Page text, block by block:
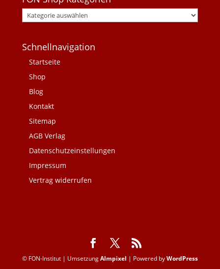
Schnellnavigation
Startseite
Shop
Blog
Kontakt
Sitemap
AGB Verlag
Datenschutzeinstellungen
Impressum
Vertrag widerrufen
© FON-Institut | UmsetzungAlmpixel | Powered byWordPress